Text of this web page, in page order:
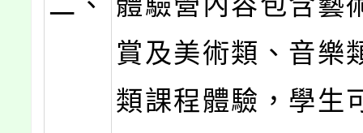
賞及美術類、音樂
類課程體驗，學生